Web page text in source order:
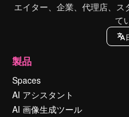
エイター、企業、代理店、
て
製品
Spaces
AI アシスタント
AI 画像生成ツール